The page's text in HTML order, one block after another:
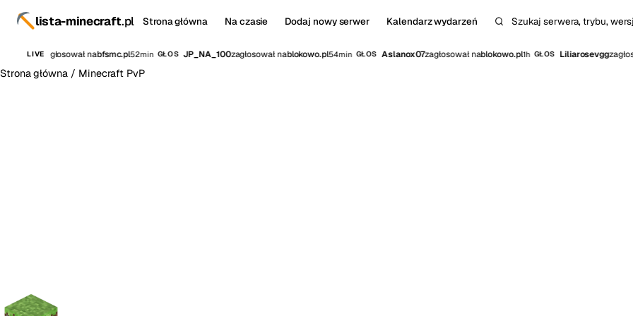
lista-minecraft.pl Strona główna Na czasie Dodaj nowy serwer Kalendarz wydarzeń Szukaj serwera, trybu,
LIVE
zagłosował nabfsmc.pl52min GŁOS JP_NA_100zagłosował nablokowo.pl54min GŁOS Aslanox07zagłosował nablokowo.pl1h GŁOS Liliarosevgg
Strona główna / Minecraft PvP